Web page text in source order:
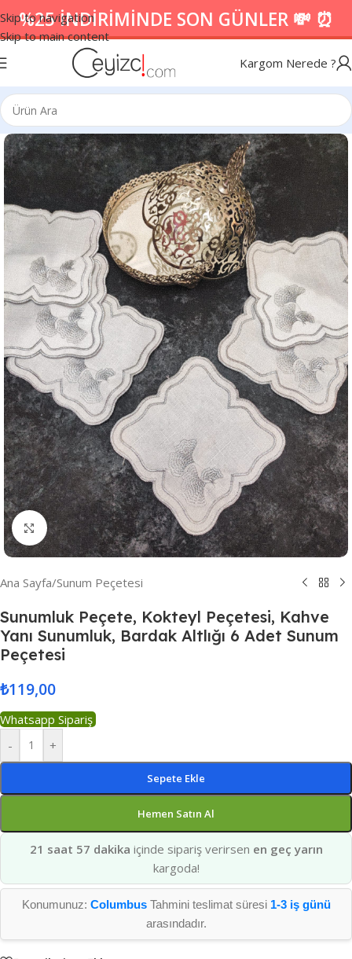
Skip to navigation
Skip to main content
%25 İNDİRİMİNDE SON GÜNLER 💸 ⏰
Kargom Nerede ?
Resmi Büyüt
Ana Sayfa/Sunum Peçetesi
Sunumluk Peçete, Kokteyl Peçetesi, Kahve
Yanı Sunumluk, Bardak Altlığı 6 Adet Sunum
Peçetesi
₺119,00
Whatsapp Sipariş
-
+
Sepete Ekle
Hemen Satın Al
21 saat 57 dakika içinde sipariş verirsen en geç yarın
kargoda!
Konumunuz: ColumbusTahmini teslimat süresi 1-3 iş günü
arasındadır.